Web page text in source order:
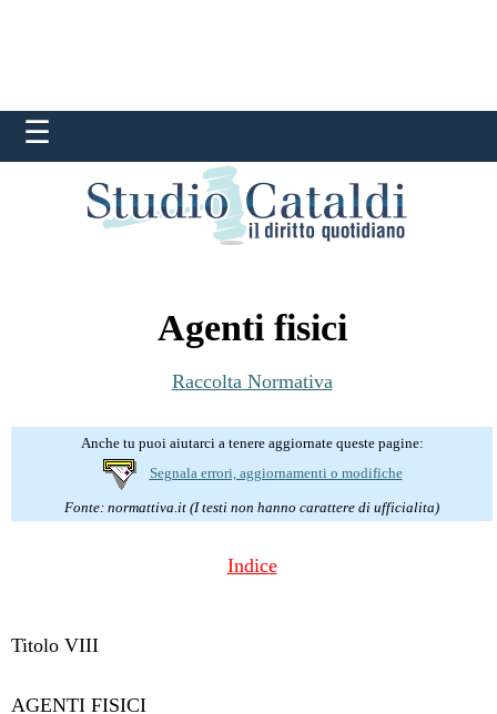
Agenti fisici
Raccolta Normativa
Anche tu puoi aiutarci a tenere aggiornate queste pagine:
Segnala errori, aggiornamenti o modifiche
Fonte: normattiva.it (I testi non hanno carattere di ufficialitа)
Indice
Titolo VIII
AGENTI FISICI